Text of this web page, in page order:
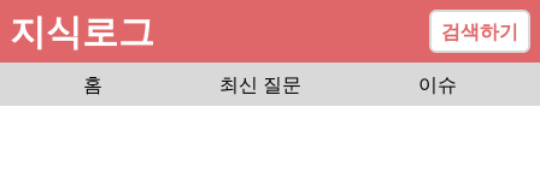
지식로그
검색하기
홈
최신 질문 이슈